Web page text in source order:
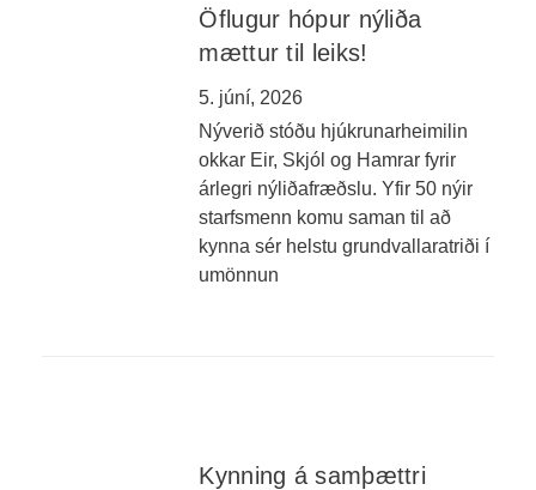
Öflugur hópur nýliða
mættur til leiks!
5. júní, 2026
Nýverið stóðu hjúkrunarheimilin
okkar Eir, Skjól og Hamrar fyrir
árlegri nýliðafræðslu. Yfir 50 nýir
starfsmenn komu saman til að
kynna sér helstu grundvallaratriði í
umönnun
Kynning á samþættri